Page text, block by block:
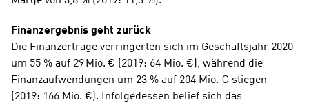
Finanzergebnis geht zurück
Die Finanzerträge verringerten sich im Geschäftsjahr 2020
um 55 % auf 29 Mio. € (2019: 64 Mio. €), während die
Finanzaufwendungen um 23 % auf 204 Mio. € stiegen
(2019: 166 Mio. €). Infolgedessen belief sich das